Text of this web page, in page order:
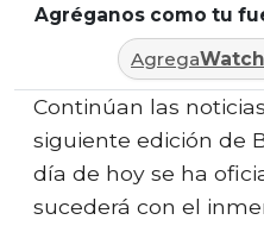
Agréganos como tu
Agrega
Continúan las
siguiente edición de
día de hoy se ha
sucederá con el